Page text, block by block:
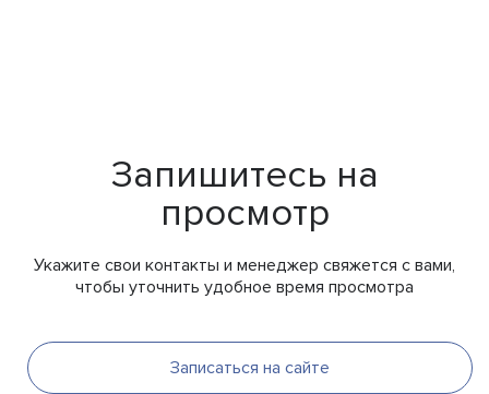
Запишитесь на
просмотр
Укажите свои контакты и менеджер свяжется с вами,
чтобы уточнить удобное время просмотра
Записаться на сайте